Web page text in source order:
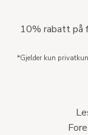
10% rabatt på
*Gjelder kun